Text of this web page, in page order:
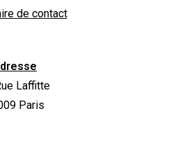
de contact
Laffitte
Paris